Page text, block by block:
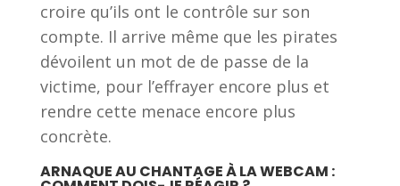
croire qu’ils ont le contrôle sur son
compte. Il arrive même que les pirates
dévoilent un mot de de passe de la
victime, pour l’effrayer encore plus et
rendre cette menace encore plus
concrète.
ARNAQUE AU CHANTAGE À LA WEBCAM :